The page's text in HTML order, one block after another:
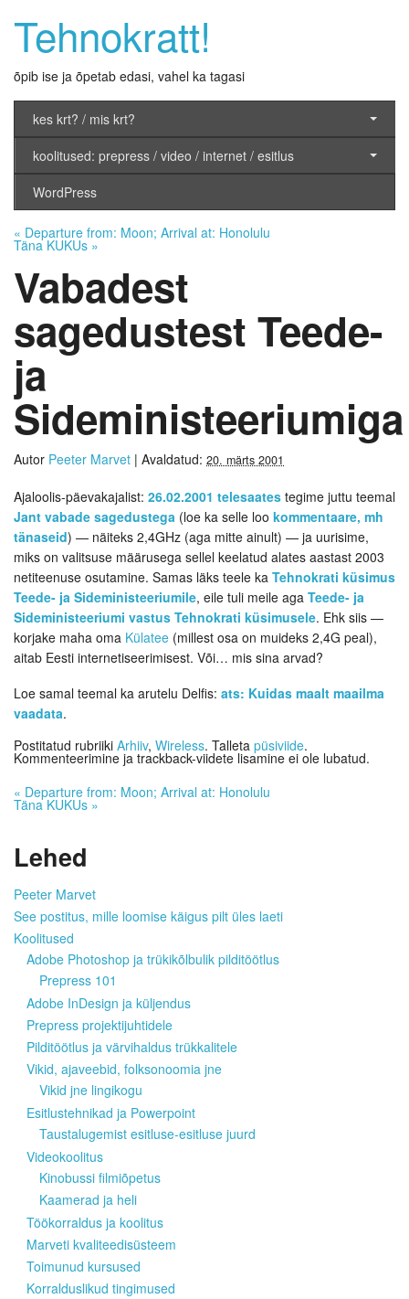
Tehnokratt!
õpib ise ja õpetab edasi, vahel ka tagasi
kes krt? / mis krt?
koolitused: prepress / video / internet / esitlus
WordPress
« Departure from: Moon; Arrival at: Honolulu
Täna KUKUs »
Vabadest
sagedustest Teede-
ja
Sideministeeriumiga
Autor Peeter Marvet | Avaldatud: 20. märts 2001
Ajaloolis-päevakajalist: 26.02.2001 telesaates tegime juttu teemal
Jant vabade sagedustega (loe ka selle loo kommentaare, mh
tänaseid) — näiteks 2,4GHz (aga mitte ainult) — ja uurisime,
miks on valitsuse määrusega sellel keelatud alates aastast 2003
netiteenuse osutamine. Samas läks teele ka Tehnokrati küsimus
Teede- ja Sideministeeriumile, eile tuli meile aga Teede- ja
Sideministeeriumi vastus Tehnokrati küsimusele. Ehk siis —
korjake maha oma Külatee (millest osa on muideks 2,4G peal),
aitab Eesti internetiseerimisest. Või… mis sina arvad?
Loe samal teemal ka arutelu Delfis: ats: Kuidas maalt maailma
vaadata.
Postitatud rubriiki Arhiiv, Wireless. Talleta püsiviide.
Kommenteerimine ja trackback-viidete lisamine ei ole lubatud.
« Departure from: Moon; Arrival at: Honolulu
Täna KUKUs »
Lehed
Peeter Marvet
See postitus, mille loomise käigus pilt üles laeti
Koolitused
Adobe Photoshop ja trükikõlbulik pilditöötlus
Prepress 101
Adobe InDesign ja küljendus
Prepress projektijuhtidele
Pilditöötlus ja värvihaldus trükkalitele
Vikid, ajaveebid, folksonoomia jne
Vikid jne lingikogu
Esitlustehnikad ja Powerpoint
Taustalugemist esitluse-esitluse juurd
Videokoolitus
Kinobussi filmiõpetus
Kaamerad ja heli
Töökorraldus ja koolitus
Marveti kvaliteedisüsteem
Toimunud kursused
Korralduslikud tingimused